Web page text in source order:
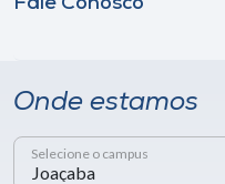
Onde estamos
Selecione o campus